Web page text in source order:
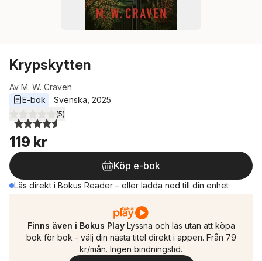
Krypskytten
Av M. W. Craven
E-bok
Svenska 2025
4,6utav 5 stjärnor. Totalt antal röster:
(5)
119 kr
Köp e-bok
Läs direkt i Bokus Reader – eller ladda ned till din enhet
Finns även i Bokus Play Lyssna och läs utan att köpa
bok för bok - välj din nästa titel direkt i appen. Från 79
kr/mån. Ingen bindningstid.